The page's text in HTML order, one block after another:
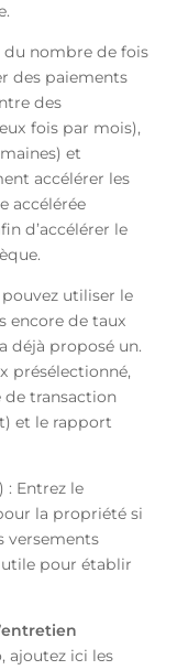
du nombre de fois
des paiements
des
fois par mois),
et
accélérer les
accélérée
d’accélérer le
utiliser le
encore de taux
déjà proposé un.
présélectionné,
transaction
et le rapport
Entrez le
la propriété si
versements
pour établir
ajoutez ici les